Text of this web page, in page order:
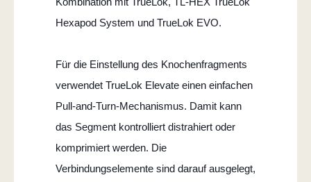
Hexapod System und TrueLok EVO.
Für die Einstellung des Knochenfragments
verwendet TrueLok Elevate einen einfachen
Pull-and-Turn-Mechanismus. Damit kann
das Segment kontrolliert distrahiert oder
komprimiert werden. Die
Verbindungselemente sind darauf ausgelegt,